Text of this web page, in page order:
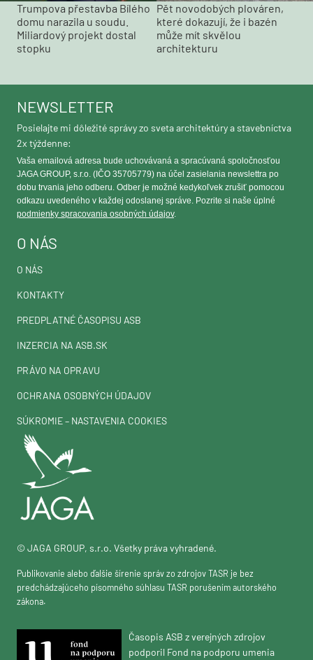
Trumpova přestavba Bílého
domu narazila u soudu.
Miliardový projekt dostal
stopku
Pět novodobých plováren,
které dokazují, že i bazén
může mít skvělou
architekturu
© JAGA GROUP, s.r.o. Všetky práva vyhradené.
Publikovanie alebo ďalšie šírenie správ zo zdrojov TASR je bez
predchádzajúceho písomného súhlasu TASR porušením autorského
zákona.
Časopis ASB z verejných zdrojov
podporil Fond na podporu umenia
O NÁS
O NÁS
KONTAKTY
PREDPLATNÉ ČASOPISU ASB
INZERCIA NA ASB.SK
PRÁVO NA OPRAVU
OCHRANA OSOBNÝCH ÚDAJOV
SÚKROMIE – NASTAVENIA COOKIES
NEWSLETTER
Posielajte mi dôležité správy zo sveta architektúry a stavebníctva
2x týždenne:
Vaša emailová adresa bude uchovávaná a spracúvaná spoločnosťou
JAGA GROUP, s.r.o. (IČO 35705779) na účel zasielania newslettra po
dobu trvania jeho odberu. Odber je možné kedykoľvek zrušiť pomocou
odkazu uvedeného v každej odoslanej správe. Pozrite si naše úplné
podmienky spracovania osobných údajov.